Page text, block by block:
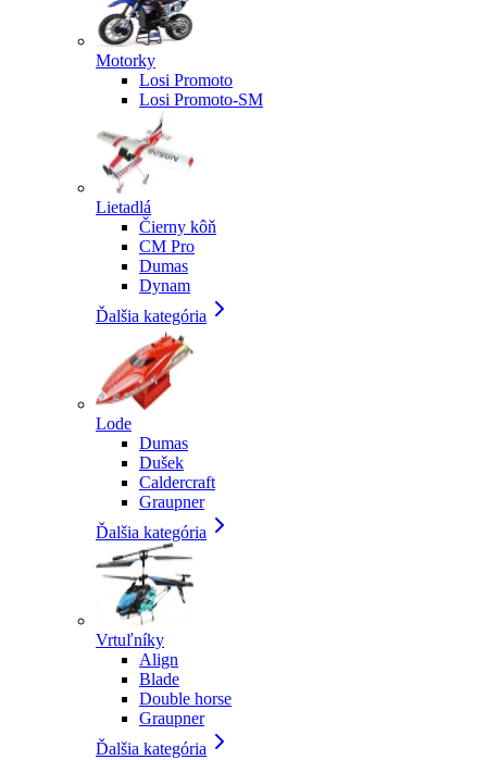
Motorky
Losi Promoto
Losi Promoto-SM
Lietadlá
Čierny kôň
CM Pro
Dumas
Dynam
Ďalšia kategória
Lode
Dumas
Dušek
Caldercraft
Graupner
Ďalšia kategória
Vrtuľníky
Align
Blade
Double horse
Graupner
Ďalšia kategória